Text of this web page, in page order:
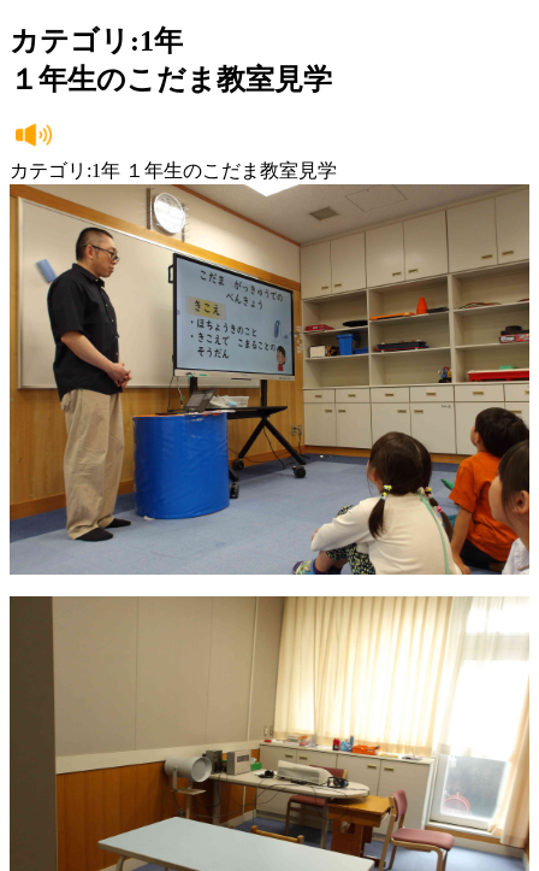
カテゴリ:1年
１年生のこだま教室見学
カテゴリ:1年 １年生のこだま教室見学